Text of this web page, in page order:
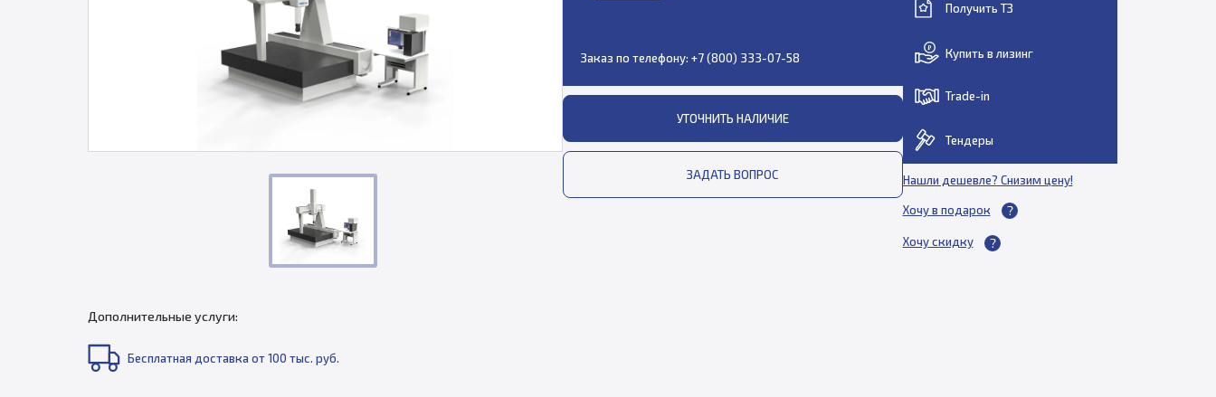
Заказ по телефону: +7 (800) 333-07-58
УТОЧНИТЬ НАЛИЧИЕ
ЗАДАТЬ ВОПРОС
Получить ТЗ
Купить в лизинг
Trade-in
Тендеры
Нашли дешевле? Снизим цену!
Хочу в подарок
Хочу скидку
Дополнительные услуги:
Бесплатная доставка от 100 тыс. руб.